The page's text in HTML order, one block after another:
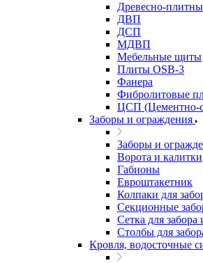
Древесно-
ДВП
ДСП
МДВП
Мебельные щиты
Плиты OSB-3
Фанера
Фибролитовые
ЦСП (Цементно-
Заборы и ограждения
Заборы и
Ворота и калитки
Габионы
Евроштакетник
Колпаки для
Секционные
Сетка для забора
Столбы для
Кровля, водосточные